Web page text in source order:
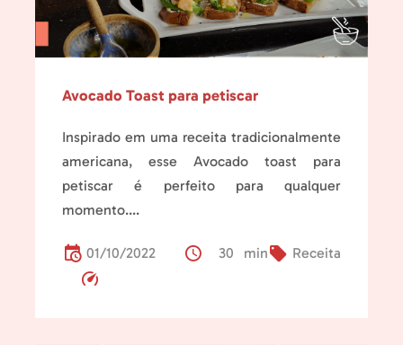
Avocado Toast para petiscar
Inspirado em uma receita tradicionalmente
americana, esse Avocado toast para
petiscar é perfeito para qualquer
momento....
01/10/2022 Receita
30 min